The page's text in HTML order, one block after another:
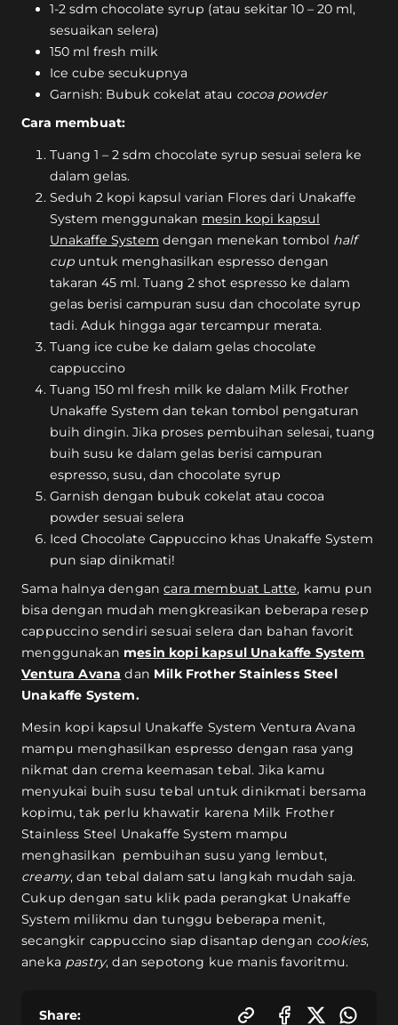
1-2 sdm chocolate syrup (atau sekitar 10 – 20 ml,
sesuaikan selera)
150 ml fresh milk
Ice cube secukupnya
Garnish: Bubuk cokelat atau cocoa powder
Cara membuat:
Tuang 1 – 2 sdm chocolate syrup sesuai selera ke
dalam gelas.
Seduh 2 kopi kapsul varian Flores dari Unakaffe
System menggunakan mesin kopi kapsul
Unakaffe System dengan menekan tombol half
cup untuk menghasilkan espresso dengan
takaran 45 ml. Tuang 2 shot espresso ke dalam
gelas berisi campuran susu dan chocolate syrup
tadi. Aduk hingga agar tercampur merata.
Tuang ice cube ke dalam gelas chocolate
cappuccino
Tuang 150 ml fresh milk ke dalam Milk Frother
Unakaffe System dan tekan tombol pengaturan
buih dingin. Jika proses pembuihan selesai, tuang
buih susu ke dalam gelas berisi campuran
espresso, susu, dan chocolate syrup
Garnish dengan bubuk cokelat atau cocoa
powder sesuai selera
Iced Chocolate Cappuccino khas Unakaffe System
pun siap dinikmati!
Sama halnya dengancara membuat Latte, kamu pun
bisa dengan mudah mengkreasikan beberapa resep
cappuccino sendiri sesuai selera dan bahan favorit
menggunakan mesin kopi kapsul Unakaffe System
Ventura Avana dan Milk Frother Stainless Steel
Unakaffe System.
Mesin kopi kapsul Unakaffe System Ventura Avana
mampu menghasilkan espresso dengan rasa yang
nikmat dan crema keemasan tebal. Jika kamu
menyukai buih susu tebal untuk dinikmati bersama
kopimu, tak perlu khawatir karena Milk Frother
Stainless Steel Unakaffe System mampu
menghasilkan pembuihan susu yang lembut,
creamy, dan tebal dalam satu langkah mudah saja.
Cukup dengan satu klik pada perangkat Unakaffe
System milikmu dan tunggu beberapa menit,
secangkir cappuccino siap disantap dengan cookies,
aneka pastry, dan sepotong kue manis favoritmu.
Share: